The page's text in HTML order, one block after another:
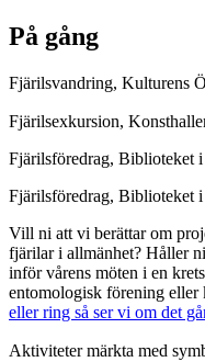
På gång
Fjärilsvandring, Kulturens
Fjärilsexkursion,
Fjärilsföredrag, Biblioteket
Fjärilsföredrag, Biblioteket
Vill ni att vi berättar om
fjärilar i allmänhet? Håller
inför vårens möten i en
entomologisk förening eller
eller ring så ser vi om det
Aktiviteter märkta med